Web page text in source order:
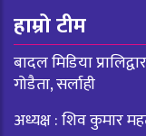
हाम्रो टीम
बादल मिडिया
गोडैता, सर्लाही
अध्यक्ष : शिव कुमार